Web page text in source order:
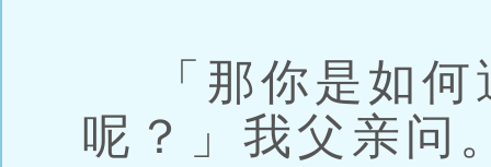
「那你是如何
呢？」我父亲问